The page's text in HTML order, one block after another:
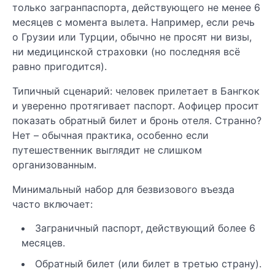
только загранпаспорта, действующего не менее 6
месяцев с момента вылета. Например, если речь
о Грузии или Турции, обычно не просят ни визы,
ни медицинской страховки (но последняя всё
равно пригодится).
Типичный сценарий: человек прилетает в Бангкок
и уверенно протягивает паспорт. Аофицер просит
показать обратный билет и бронь отеля. Странно?
Нет – обычная практика, особенно если
путешественник выглядит не слишком
организованным.
Минимальный набор для безвизового въезда
часто включает:
Заграничный паспорт, действующий более 6
месяцев.
Обратный билет (или билет в третью страну).